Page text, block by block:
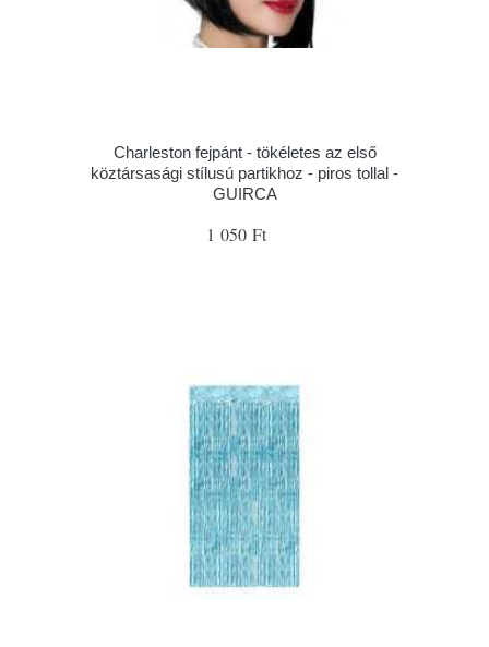
Charleston fejpánt - tökéletes az első
köztársasági stílusú partikhoz - piros tollal -
GUIRCA
1 050 Ft